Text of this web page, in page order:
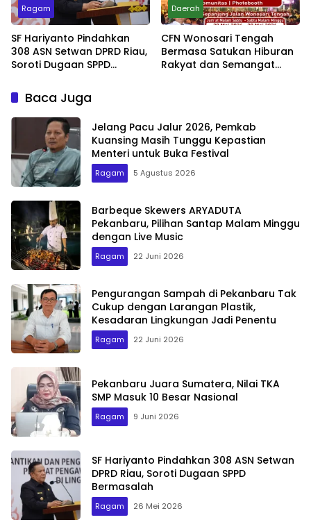
Ragam
SF Hariyanto Pindahkan
308 ASN Setwan DPRD Riau,
Soroti Dugaan SPPD
Daerah
CFN Wonosari Tengah
Bermasa Satukan Hiburan
Rakyat dan Semangat
Baca Juga
Jelang Pacu Jalur 2026, Pemkab
Kuansing Masih Tunggu Kepastian
Menteri untuk Buka Festival
Ragam 5 Agustus 2026
Barbeque Skewers ARYADUTA
Pekanbaru, Pilihan Santap Malam Minggu
dengan Live Music
Ragam 22 Juni 2026
Pengurangan Sampah di Pekanbaru Tak
Cukup dengan Larangan Plastik,
Kesadaran Lingkungan Jadi Penentu
Ragam 22 Juni 2026
Pekanbaru Juara Sumatera, Nilai TKA
SMP Masuk 10 Besar Nasional
Ragam 9 Juni 2026
SF Hariyanto Pindahkan 308 ASN Setwan
DPRD Riau, Soroti Dugaan SPPD
Bermasalah
Ragam 26 Mei 2026